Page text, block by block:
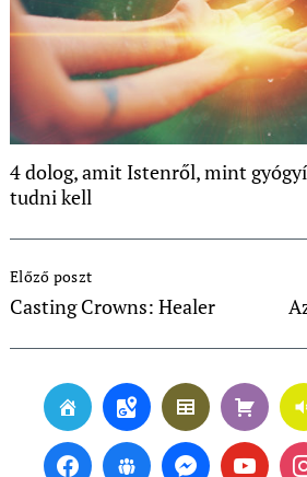
4 dolog, amit Istenről, mint
tudni kell
Navigation
Előző poszt
Casting Crowns: Healer